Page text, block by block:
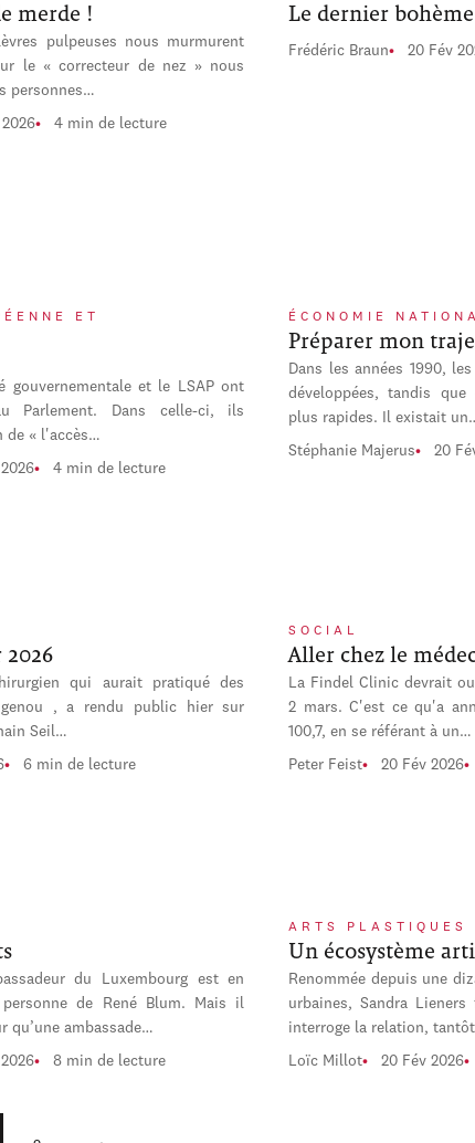
merde !
pulpeuses nous murmurent
le « correcteur de nez » nous
personnes…
4 min de lecture
Le dernier
Frédéric Braun 20 Fév
ET
gouvernementale et le LSAP ont
Parlement. Dans celle-ci, ils
de « l'accès…
4 min de lecture
ÉCONOMIE
Préparer mon
Dans les années 1990,
développées, tandis que
plus rapides. Il existait
Stéphanie Majerus 20
qui aurait pratiqué des
, a rendu public hier sur
Seil…
6 min de lecture
SOCIAL
Aller chez le
La Findel Clinic devrait
2 mars. C'est ce qu'a
100,7, en se référant à un…
Peter Feist 20 Fév 2026
du Luxembourg est en
de René Blum. Mais il
qu’une ambassade…
8 min de lecture
ARTS PLASTIQUES
Un écosystème
Renommée depuis une
urbaines, Sandra
interroge la relation,
Loïc Millot 20 Fév 2026